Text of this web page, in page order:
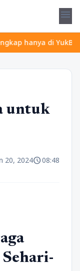
menu
di
untuk
20, 2024schedule08:48